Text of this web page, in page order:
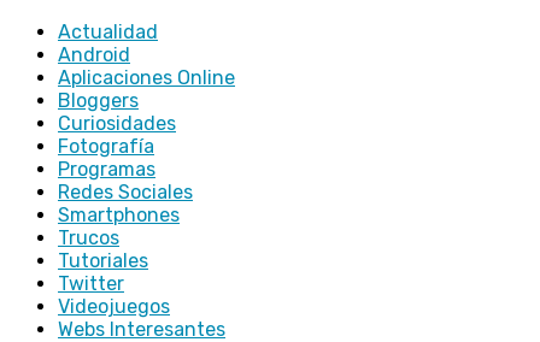
Actualidad
Android
Aplicaciones Online
Bloggers
Curiosidades
Fotografía
Programas
Redes Sociales
Smartphones
Trucos
Tutoriales
Twitter
Videojuegos
Webs Interesantes